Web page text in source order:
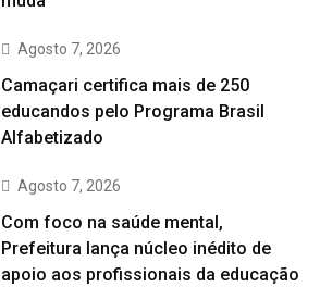
Agosto 7, 2026
Camaçari certifica mais de 250
educandos pelo Programa Brasil
Alfabetizado
Agosto 7, 2026
Com foco na saúde mental,
Prefeitura lança núcleo inédito de
apoio aos profissionais da educação